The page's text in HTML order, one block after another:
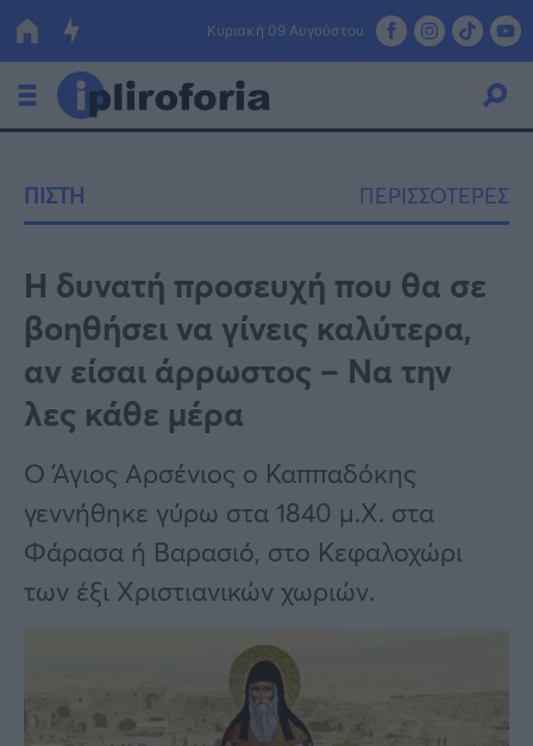
Κυριακή 09 Αυγούστου
Οικονομία
Πολιτική
Τράπεζες
Επιδοτήσεις
ΕΣΠΑ
Κόσμος
Lifestyle
Αθλητικά
Υγεία
Γυναίκα
ΠΙΣΤΗ ΠΕΡΙΣΣΟΤΕΡΕΣ
Η δυνατή προσευχή που θα σε
βοηθήσει να γίνεις καλύτερα,
αν είσαι άρρωστος – Να την
λες κάθε μέρα
Ο Άγιος Αρσένιος ο Καππαδόκης
γεννήθηκε γύρω στα 1840 μ.Χ. στα
Φάρασα ή Βαρασιό, στο Κεφαλοχώρι
των έξι Χριστιανικών χωριών.